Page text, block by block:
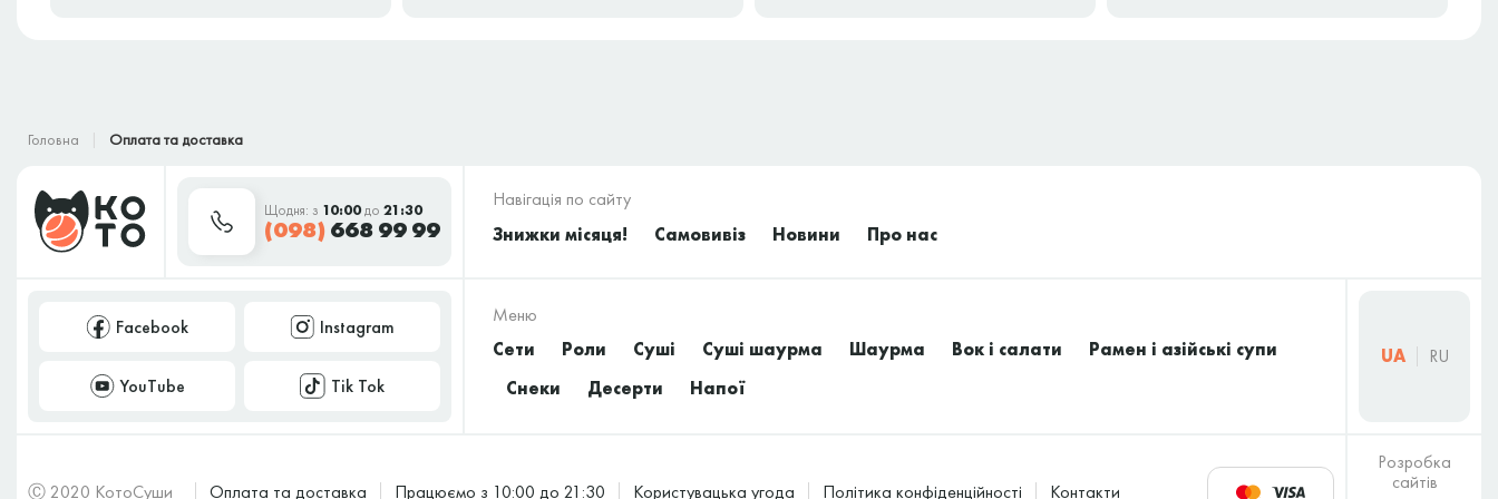
Оплата готівкою кур'єру після доставки.
Оплата терміналом або qr кодом
Ваші “Котосуші”
Головна Оплата та доставка
Щодня: з 10:00до 21:30
(098) 668 99 99
Навігація по сайту
Знижки місяця!
Самовивіз Новини Про нас
Facebook Instagram
YouTube Tik Tok
Меню
Сети
Роли Суші Суші шаурма Шаурма Вок і салати
Рамен і азійські супи
Снеки
Десерти Напої
UA RU
Ⓒ 2020 КотоСуши Оплата та доставка Працюємо з 10:00 до 21:30 Користувацька угода Політика конфіденційності Контакти
Розробка
сайтів